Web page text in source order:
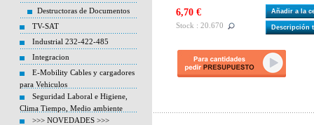
Destructoras de Documentos
TV-SAT
Industrial 232-422-485
Integracion
E-Mobility Cables y cargadores
para Vehiculos
Seguridad Laboral e Higiene,
Clima Tiempo, Medio ambiente
>>> NOVEDADES >>>
6,70 €
Stock : 20.670
Añadir a la
Descripción